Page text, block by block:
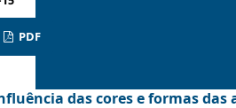
PDF
das cores e formas